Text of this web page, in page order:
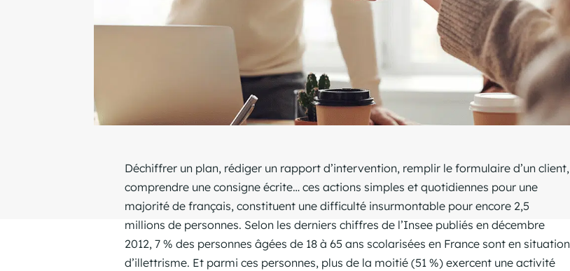
Déchiffrer un plan, rédiger un rapport d’intervention, remplir le formulaire d’un client,
comprendre une consigne écrite… ces actions simples et quotidiennes pour une
majorité de français, constituent une difficulté insurmontable pour encore 2,5
millions de personnes. Selon les derniers chiffres de l’Insee publiés en décembre
2012, 7 % des personnes âgées de 18 à 65 ans scolarisées en France sont en situation
d’illettrisme. Et parmi ces personnes, plus de la moitié (51 %) exercent une activité